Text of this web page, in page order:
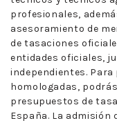
profesionales,
asesoramiento de
de tasaciones
entidades oficiales,
independientes.
homologadas,
presupuestos de
España. La